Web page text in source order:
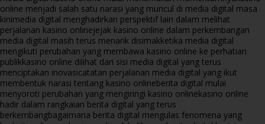
online menjadi salah satu narasi yang muncul di media digital masa
kinimedia digital menghadirkan perspektif lain dalam melihat
perjalanan kasino onlinejejak kasino online dalam perkembangan
media digital masih terus menarik disimakketika media digital
mengikuti perubahan yang membawa kasino online ke perhatian
publikkasino online dilihat dari sisi media digital yang terus
menciptakan inovasicatatan perjalanan media digital yang ikut
membentuk narasi tentang kasino onlineberita digital mulai
menyoroti perubahan yang mengiringi kasino onlinekasino online
hadir dalam rangkaian berita digital yang terus
berkembangbagaimana berita digital mengulas fenomena yang